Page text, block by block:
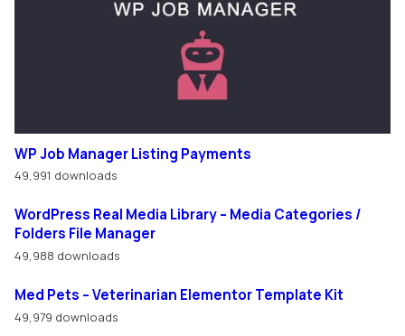
WP Job Manager Listing Payments
49,991 downloads
WordPress Real Media Library – Media Categories /
Folders File Manager
49,988 downloads
Med Pets – Veterinarian Elementor Template Kit
49,979 downloads